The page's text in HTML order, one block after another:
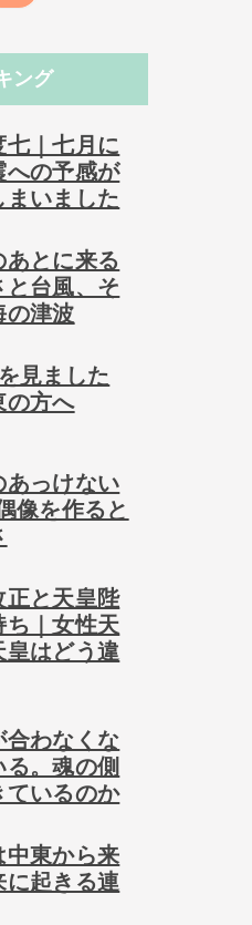
ング
七｜七月に
への予感が
まいました
あとに来る
と台風、そ
の津波
見ました
の方へ
あっけない
像を作ると
正と天皇陛
ち｜女性天
皇はどう違
合わなくな
る。魂の側
ているのか
中東から来
起きる連